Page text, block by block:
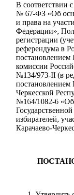
В соответствии
№ 67-ФЗ «Об
и права на
Федерации»,
регистрации
референдума в
постановлением
комиссии
№134/973-II (в
постановлением
Черкесской
№164/1082-6
избирателей,
Карачаево-
Мэр